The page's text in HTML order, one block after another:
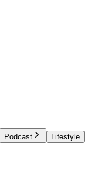
Podcast
Lifestyle